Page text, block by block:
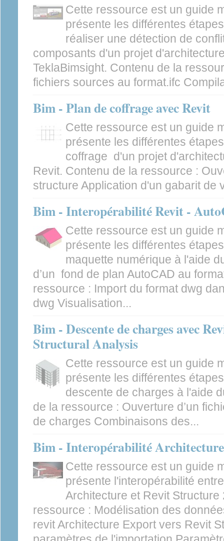
Cette ressource est un guide
présente les différentes
réaliser une détection de
composants d'un projet
TeklaBimsight. Contenu de la
fichiers sources au format.ifc
Bim - Plan de coffrage avec Revit
Cette ressource est un guide
présente les différentes
coffrage d'un projet
Revit. Contenu de la ressource :
structure Application d'un gabarit de
Bim - Interopérabilité Revit -
Cette ressource est un guide
présente les différentes
maquette numérique à l'aide
d’un fond de plan AutoCAD au
ressource : Import du format dwg
dwg Visualisation...
Bim - Descente de charges avec
Structural Analysis
Cette ressource est un guide
présente les différentes
descente de charges à l'aide
de la ressource : Ouverture d’un
de charges Combinaisons des...
Bim - Interopérabilité
Cette ressource est un guide
présente l'interopérabilité
Architecture et Revit
ressource : Modélisation des
revit Architecture Export vers Revit